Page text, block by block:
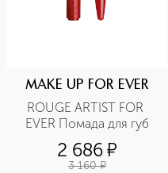
MAKE UP FOR EVER
ROUGE ARTIST FOR
EVER Помада для губ
2 686¤
3 160 ¤